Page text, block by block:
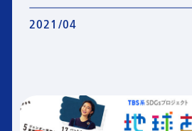
2021/04